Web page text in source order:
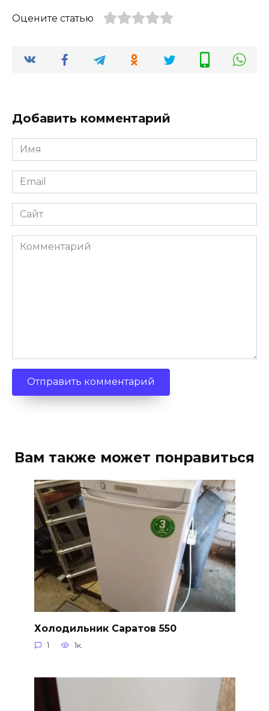
Оцените статью
Добавить комментарий
Имя
Email
Сайт
Комментарий
Вам также может понравиться
Холодильник Саратов 550
1 1к.